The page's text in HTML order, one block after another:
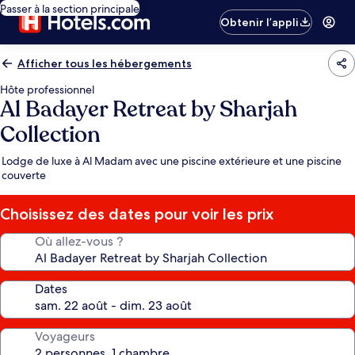
Passer à la section principale
Obtenir l’appli
Afficher tous les hébergements
Hôte professionnel
Al Badayer Retreat by Sharjah
Collection
Lodge de luxe à Al Madam avec une piscine extérieure et une piscine
couverte
Choisissez des dates pour voir les prix
Où allez-vous ?
Dates
Voyageurs